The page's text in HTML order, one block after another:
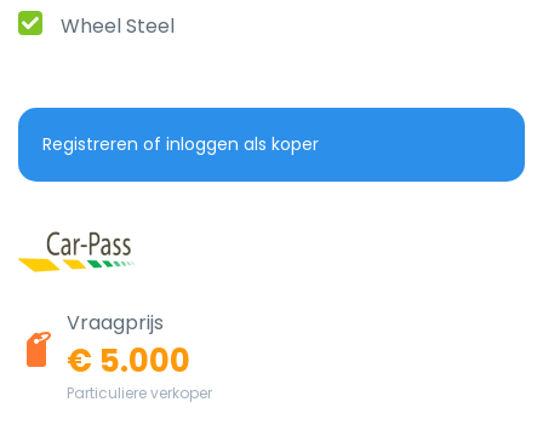
Wheel Steel
Registreren of inloggen als koper
Vraagprijs
€ 5.000
Particuliere verkoper